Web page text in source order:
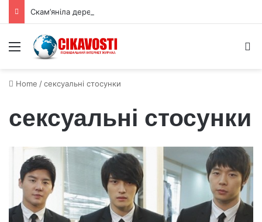
Menu
Home /сексуальні стосунки
сексуальні стосунки